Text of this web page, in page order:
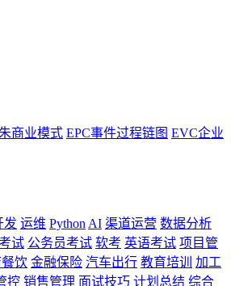
商业模式 EPC事件过程链图 EVC企业
发 运维 Python AI 渠道运营 数据分析
试 公务员考试 软考 英语考试 项目管
饮 金融保险 汽车出行 教育培训
加工
控 销售管理 面试技巧 计划总结 综合